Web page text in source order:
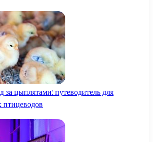
за цыплятами: путеводитель для